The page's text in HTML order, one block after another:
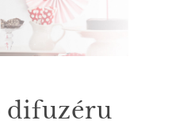
difuzéru